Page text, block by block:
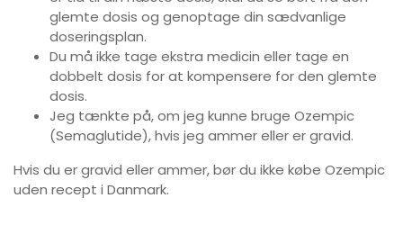
glemte dosis og genoptage din sædvanlige
doseringsplan.
Du må ikke tage ekstra medicin eller tage en
dobbelt dosis for at kompensere for den glemte
dosis.
Jeg tænkte på, om jeg kunne bruge Ozempic
(Semaglutide), hvis jeg ammer eller er gravid.
Hvis du er gravid eller ammer, bør du ikke købe Ozempic
uden recept i Danmark.